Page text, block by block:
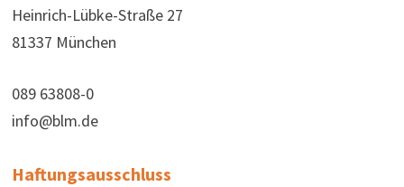
Heinrich-Lübke-Straße 27
81337 München
089 63808-0
info@blm.de
Haftungsausschluss